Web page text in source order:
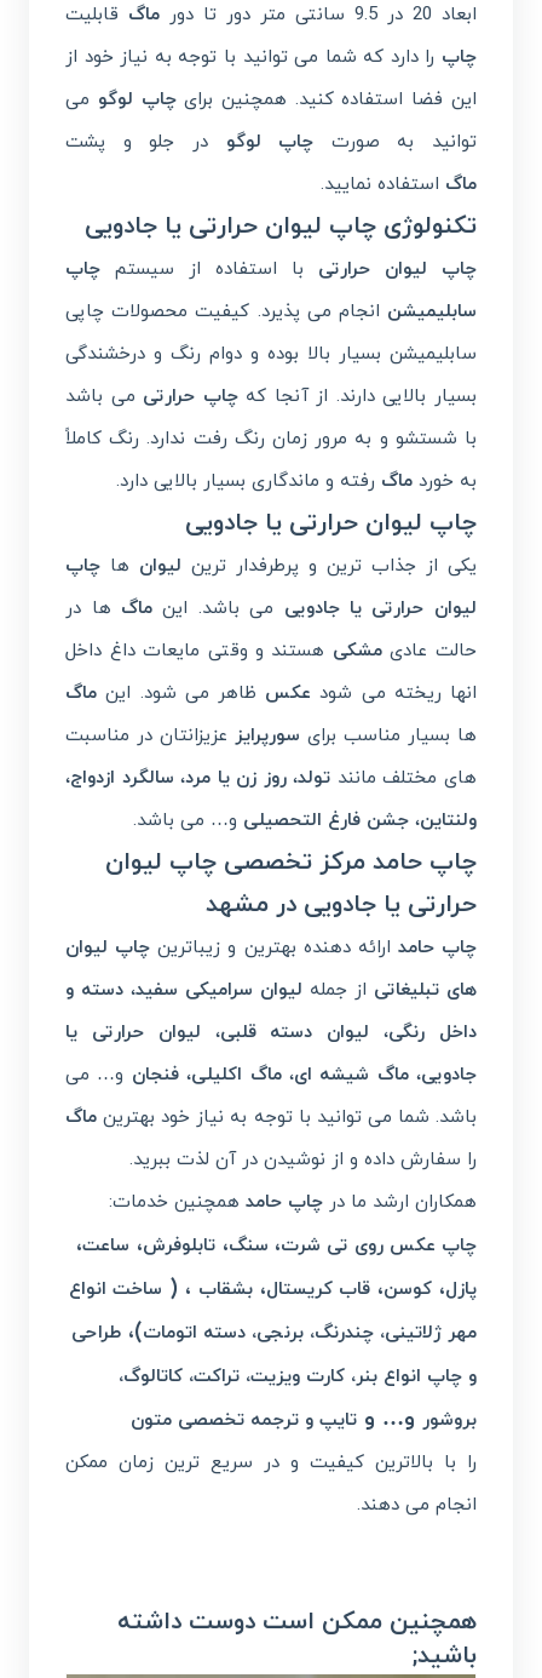
ابعاد 20 در 9.5 سانتی متر دور تا دور ماگ قابلیت
چاپ را دارد که شما می توانید با توجه به نیاز خود از
این فضا استفاده کنید. همچنین برایچاپ لوگو می
توانید به صورت چاپ لوگو در جلو و پشت
ماگ استفاده نمایید.
تکنولوژی چاپ لیوان حرارتی یا جادویی
چاپ لیوان حرارتی با استفاده از سیستم چاپ
سابلیمیشن انجام می پذیرد. کیفیت محصولات چاپی
سابلیمیشن بسیار بالا بوده و دوام رنگ و درخشندگی
بسیار بالایی دارند. از آنجا کهچاپ حرارتی می باشد
با شستشو و به مرور زمان رنگ رفت ندارد. رنگ کاملاً
به خوردماگ رفته و ماندگاری بسیار بالایی دارد.
چاپ لیوان حرارتی یا جادویی
یکی از جذاب ترین و پرطرفدار ترین لیوان ها چاپ
لیوان حرارتی یا جادویی می باشد. اینماگ ها در
حالت عادیمشکی هستند و وقتی مایعات داغ داخل
انها ریخته می شود عکس ظاهر می شود. این ماگ
ها بسیار مناسب برای سورپرایز عزیزانتان در مناسبت
های مختلف مانند تولد،روز زن یا مرد، سالگرد ازدواج،
ولنتاین،جشن فارغ التحصیلی و… می باشد.
چاپ حامد مرکز تخصصی چاپ لیوان
حرارتی یا جادویی در مشهد
چاپ حامد ارائه دهنده بهترین و زیباترین چاپ لیوان
های تبلیغاتی از جمله لیوان سرامیکی سفید، دسته و
داخل رنگی، لیوان دسته قلبی، لیوان حرارتی یا
جادویی،ماگ شیشه ای،ماگ اکلیلی،فنجان و… می
باشد. شما می توانید با توجه به نیاز خود بهترین ماگ
را سفارش داده و از نوشیدن در آن لذت ببرید.
همکاران ارشد ما در چاپ حامد همچنین خدمات:
چاپ عکس روی تی شرت، سنگ،تابلوفرش، ساعت،
پازل،کوسن،قاب کریستال،بشقاب ، ( ساخت انواع
مهر ژلاتینی، چندرنگ، برنجی، دسته اتومات)،طراحی
و چاپ انواع بنر، کارت ویزیت، تراکت، کاتالوگ،
بروشور و… وتایپ و ترجمه تخصصی متون
را با بالاترین کیفیت و در سریع ترین زمان ممکن
انجام می دهند.
همچنین ممکن است دوست داشته
باشید;